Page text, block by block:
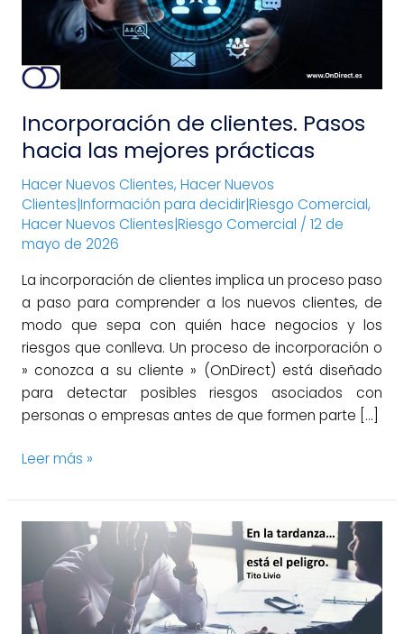
Incorporación de clientes. Pasos
hacia las mejores prácticas
Hacer Nuevos Clientes, Hacer Nuevos
Clientes|Información para decidir|Riesgo Comercial,
Hacer Nuevos Clientes|Riesgo Comercial / 12 de
mayo de 2026
La incorporación de clientes implica un proceso paso
a paso para comprender a los nuevos clientes, de
modo que sepa con quién hace negocios y los
riesgos que conlleva. Un proceso de incorporación o
» conozca a su cliente » (OnDirect) está diseñado
para detectar posibles riesgos asociados con
personas o empresas antes de que formen parte […]
mejores
prácticas
Leer más »
alerta
para
identificar